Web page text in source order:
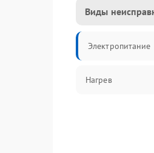
Виды
Электропитание
Нагрев